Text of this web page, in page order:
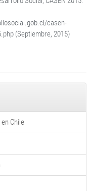
casen-
(Septiembre, 2015)
Chile